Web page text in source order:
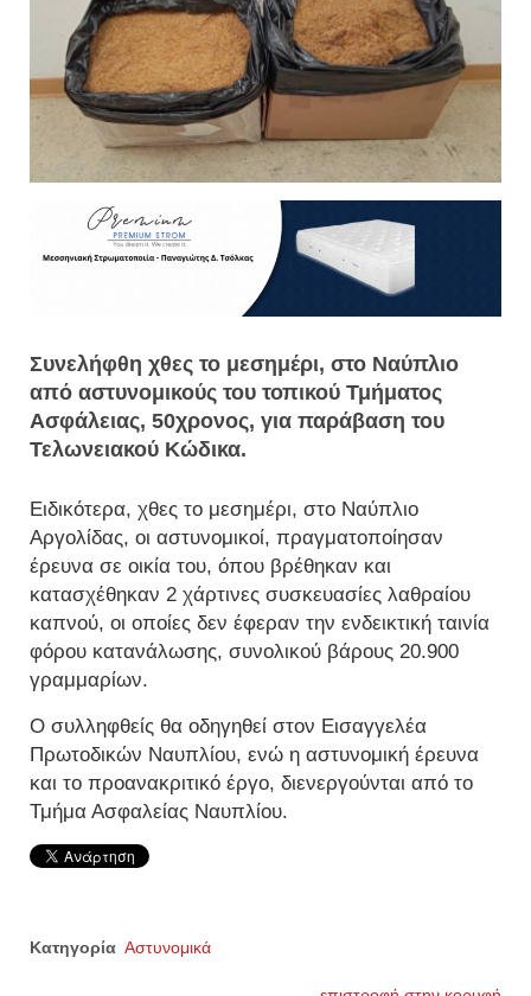
Συνελήφθη χθες το μεσημέρι, στο Ναύπλιο
από αστυνομικούς του τοπικού Τμήματος
Ασφάλειας, 50χρονος, για παράβαση του
Τελωνειακού Κώδικα.
Ειδικότερα, χθες το μεσημέρι, στο Ναύπλιο
Αργολίδας, οι αστυνομικοί, πραγματοποίησαν
έρευνα σε οικία του, όπου βρέθηκαν και
κατασχέθηκαν 2 χάρτινες συσκευασίες λαθραίου
καπνού, οι οποίες δεν έφεραν την ενδεικτική ταινία
φόρου κατανάλωσης, συνολικού βάρους 20.900
γραμμαρίων.
Ο συλληφθείς θα οδηγηθεί στον Εισαγγελέα
Πρωτοδικών Ναυπλίου, ενώ η αστυνομική έρευνα
και το προανακριτικό έργο, διενεργούνται από το
Τμήμα Ασφαλείας Ναυπλίου.
Κατηγορία Αστυνομικά